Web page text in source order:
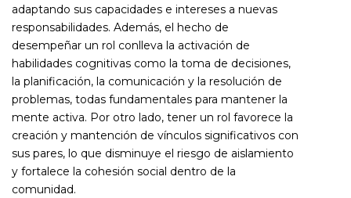
adaptando sus capacidades e intereses a nuevas
responsabilidades. Además, el hecho de
desempeñar un rol conlleva la activación de
habilidades cognitivas como la toma de decisiones,
la planificación, la comunicación y la resolución de
problemas, todas fundamentales para mantener la
mente activa. Por otro lado, tener un rol favorece la
creación y mantención de vínculos significativos con
sus pares, lo que disminuye el riesgo de aislamiento
y fortalece la cohesión social dentro de la
comunidad.